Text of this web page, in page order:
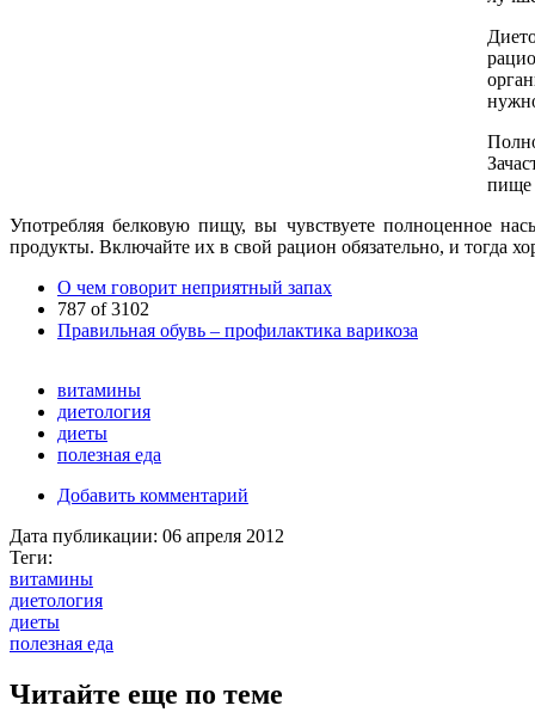
пище
Употребляя белковую пищу, вы чувствуете полноценное
продукты. Включайте их в свой рацион обязательно, и тогда
О чем говорит неприятный запах
787 of 3102
Правильная обувь – профилактика варикоза
витамины
диетология
диеты
полезная еда
Добавить комментарий
Дата публикации: 06 апреля 2012
Теги:
витамины
диетология
диеты
полезная еда
Читайте еще по теме